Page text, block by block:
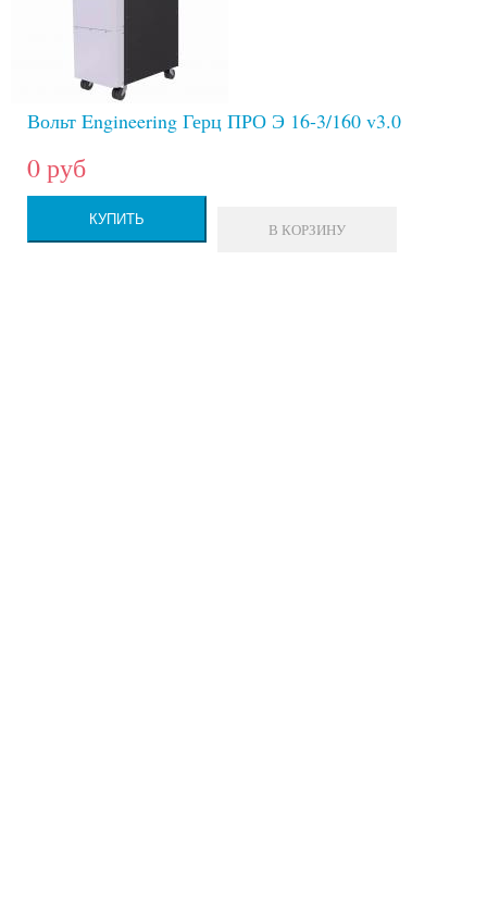
Вольт Engineering Герц ПРО Э 16-3/160 v3.0
0 руб
КУПИТЬ
В КОРЗИНУ